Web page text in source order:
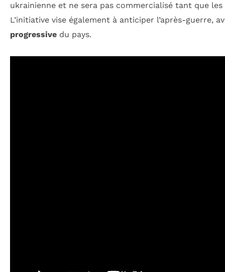
ukrainienne et ne sera pas commercialisé tant que
L’initiative vise également à anticiper l’après-guerre,
progressive du pays.